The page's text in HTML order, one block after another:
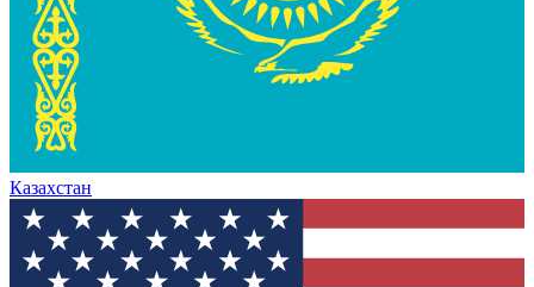
Казахстан